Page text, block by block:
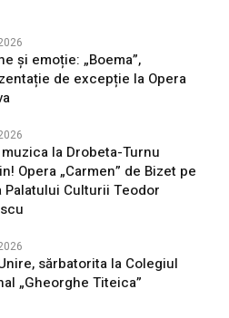
și emoție: „Boema”,
de excepție la Opera
muzica la Drobeta-Turnu
Opera „Carmen” de Bizet pe
Palatului Culturii Teodor
sărbatorita la Colegiul
„Gheorghe Titeica”